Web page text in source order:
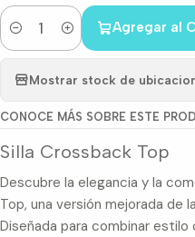
Cantidad
Agregar al
Mostrar stock de
CONOCE MÁS SOBRE ESTE
Silla Crossback Top
Descubre la elegancia y la
Top, una versión mejorada de
Diseñada para combinar